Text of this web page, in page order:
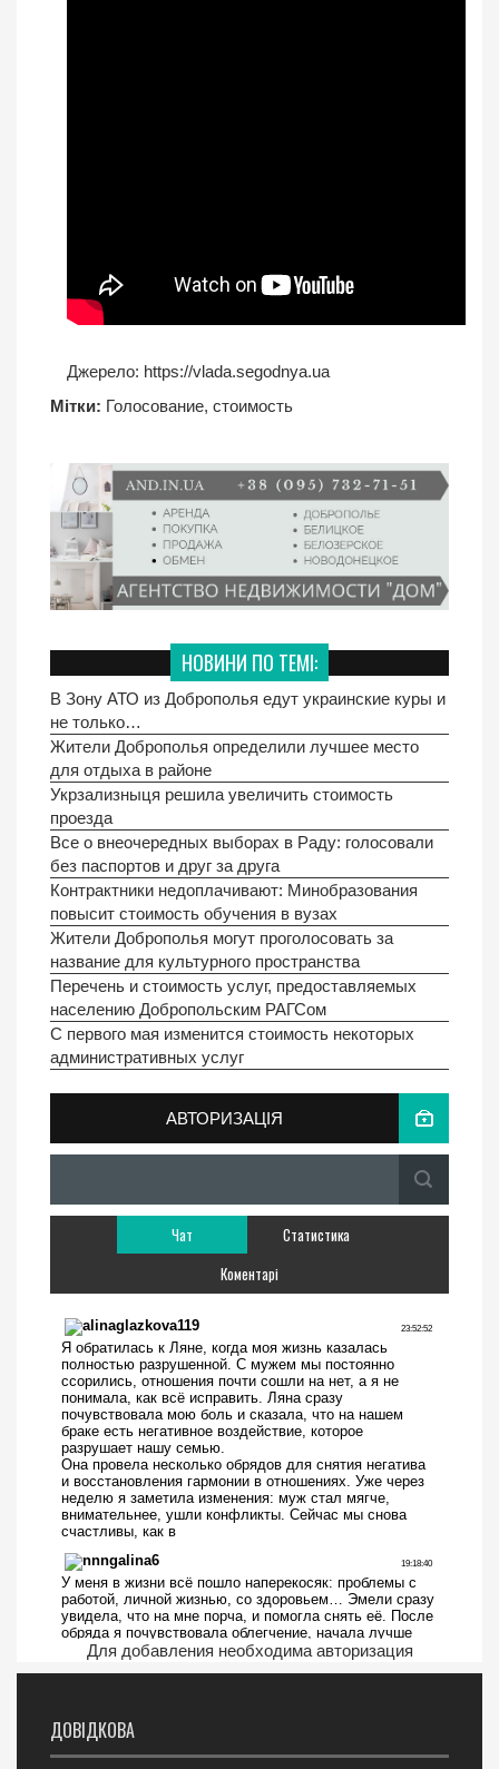
Джерело: https://vlada.segodnya.ua
Мітки: Голосование, стоимость
НОВИНИ ПО ТЕМІ:
В Зону АТО из Доброполья едут украинские куры и
не только…
Жители Доброполья определили лучшее место
для отдыха в районе
Укрзализныця решила увеличить стоимость
проезда
Все о внеочередных выборах в Раду: голосовали
без паспортов и друг за друга
Контрактники недоплачивают: Минобразования
повысит стоимость обучения в вузах
Жители Доброполья могут проголосовать за
название для культурного пространства
Перечень и стоимость услуг, предоставляемых
населению Добропольским РАГСом
С первого мая изменится стоимость некоторых
административных услуг
АВТОРИЗАЦІЯ
Чат
Статистика
Коментарі
Для добавления необходима авторизация
ДОВІДКОВА